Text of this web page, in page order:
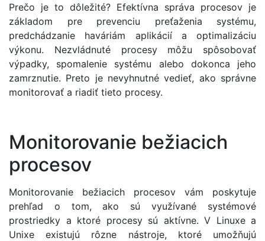
Prečo je to dôležité? Efektívna správa procesov je
základom pre prevenciu preťaženia systému,
predchádzanie haváriám aplikácií a optimalizáciu
výkonu. Nezvládnuté procesy môžu spôsobovať
výpadky, spomalenie systému alebo dokonca jeho
zamrznutie. Preto je nevyhnutné vedieť, ako správne
monitorovať a riadiť tieto procesy.
Monitorovanie bežiacich
procesov
Monitorovanie bežiacich procesov vám poskytuje
prehľad o tom, ako sú využívané systémové
prostriedky a ktoré procesy sú aktívne. V Linuxe a
Unixe existujú rôzne nástroje, ktoré umožňujú